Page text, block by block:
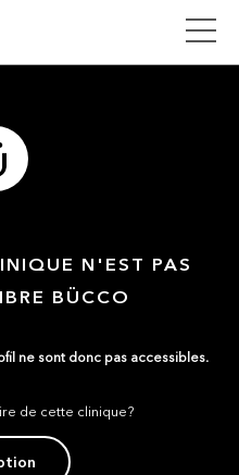
N'EST PAS
BÜCCO
ne sont donc pas accessibles.
de cette clinique?